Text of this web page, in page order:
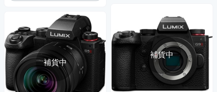
補貨中
補貨中